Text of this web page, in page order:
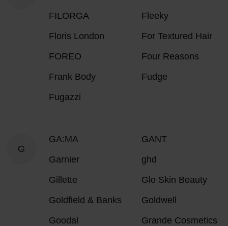
FILORGA
Fleeky
Floris London
For Textured Hair
FOREO
Four Reasons
Frank Body
Fudge
Fugazzi
G
GA:MA
GANT
Garnier
ghd
Gillette
Glo Skin Beauty
Goldfield & Banks
Goldwell
Goodal
Grande Cosmetics